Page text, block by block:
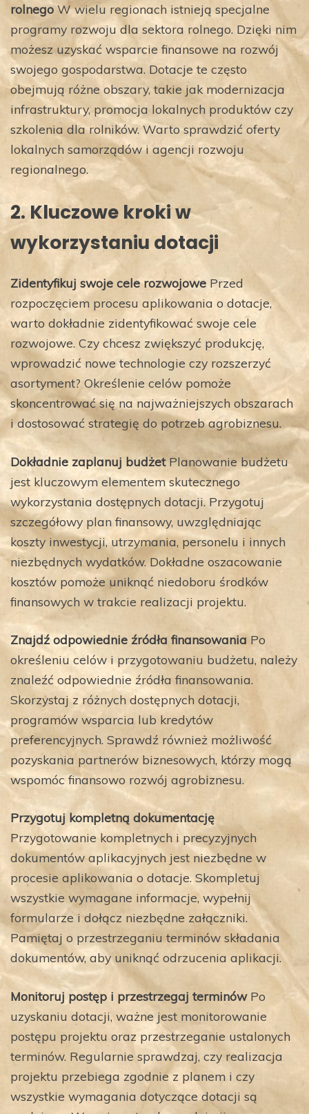
rolnegoW wielu regionach istnieją specjalne
programy rozwoju dla sektora rolnego. Dzięki nim
możesz uzyskać wsparcie finansowe na rozwój
swojego gospodarstwa. Dotacje te często
obejmują różne obszary, takie jak modernizacja
infrastruktury, promocja lokalnych produktów czy
szkolenia dla rolników. Warto sprawdzić oferty
lokalnych samorządów i agencji rozwoju
regionalnego.
2. Kluczowe kroki w
wykorzystaniu dotacji
Zidentyfikuj swoje cele rozwojowe Przed
rozpoczęciem procesu aplikowania o dotacje,
warto dokładnie zidentyfikować swoje cele
rozwojowe. Czy chcesz zwiększyć produkcję,
wprowadzić nowe technologie czy rozszerzyć
asortyment? Określenie celów pomoże
skoncentrować się na najważniejszych obszarach
i dostosować strategię do potrzeb agrobiznesu.
Dokładnie zaplanuj budżetPlanowanie budżetu
jest kluczowym elementem skutecznego
wykorzystania dostępnych dotacji. Przygotuj
szczegółowy plan finansowy, uwzględniając
koszty inwestycji, utrzymania, personelu i innych
niezbędnych wydatków. Dokładne oszacowanie
kosztów pomoże uniknąć niedoboru środków
finansowych w trakcie realizacji projektu.
Znajdź odpowiednie źródła finansowania Po
określeniu celów i przygotowaniu budżetu, należy
znaleźć odpowiednie źródła finansowania.
Skorzystaj z różnych dostępnych dotacji,
programów wsparcia lub kredytów
preferencyjnych. Sprawdź również możliwość
pozyskania partnerów biznesowych, którzy mogą
wspomóc finansowo rozwój agrobiznesu.
Przygotuj kompletną dokumentację
Przygotowanie kompletnych i precyzyjnych
dokumentów aplikacyjnych jest niezbędne w
procesie aplikowania o dotacje. Skompletuj
wszystkie wymagane informacje, wypełnij
formularze i dołącz niezbędne załączniki.
Pamiętaj o przestrzeganiu terminów składania
dokumentów, aby uniknąć odrzucenia aplikacji.
Monitoruj postęp i przestrzegaj terminówPo
uzyskaniu dotacji, ważne jest monitorowanie
postępu projektu oraz przestrzeganie ustalonych
terminów. Regularnie sprawdzaj, czy realizacja
projektu przebiega zgodnie z planem i czy
wszystkie wymagania dotyczące dotacji są